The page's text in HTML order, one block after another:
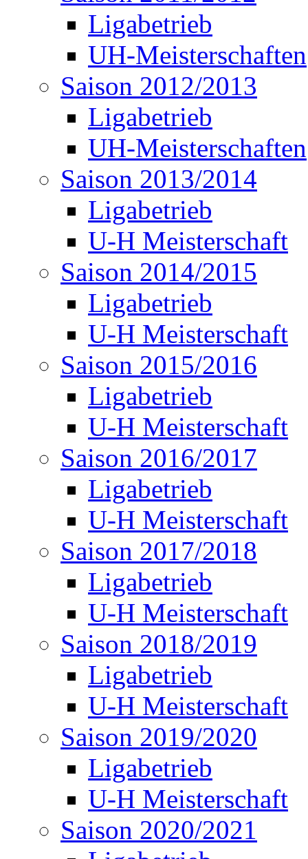
Ligabetrieb
UH-Meisterschaften
Saison 2012/2013
Ligabetrieb
UH-Meisterschaften
Saison 2013/2014
Ligabetrieb
U-H Meisterschaft
Saison 2014/2015
Ligabetrieb
U-H Meisterschaft
Saison 2015/2016
Ligabetrieb
U-H Meisterschaft
Saison 2016/2017
Ligabetrieb
U-H Meisterschaft
Saison 2017/2018
Ligabetrieb
U-H Meisterschaft
Saison 2018/2019
Ligabetrieb
U-H Meisterschaft
Saison 2019/2020
Ligabetrieb
U-H Meisterschaft
Saison 2020/2021